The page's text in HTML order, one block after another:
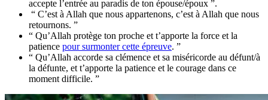
accepte l’entrée au paradis de ton épouse/époux ”.
“ C’est à Allah que nous appartenons, c’est à Allah que nous
retournons. ”
“ Qu’Allah protège ton proche et t’apporte la force et la
patience pour surmonter cette épreuve. ”
“ Qu’Allah accorde sa clémence et sa miséricorde au défunt/à
la défunte, et t’apporte la patience et le courage dans ce
moment difficile. ”